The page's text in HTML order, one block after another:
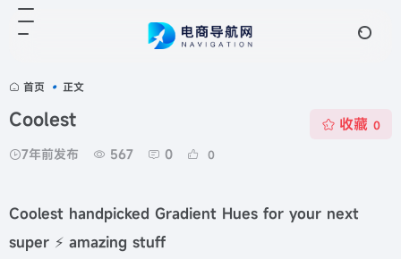
首页 • 正文
Coolest
7年前发布 567 0 0
收藏 0
Coolest handpicked Gradient Hues for your next
super ⚡ amazing stuff